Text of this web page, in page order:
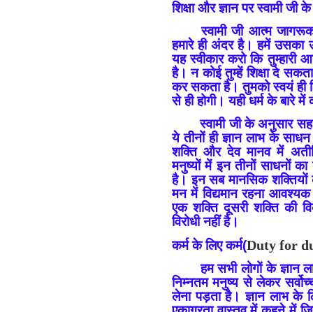
शिक्षा और ज्ञान पर स्वामी जी के
स्वामी जी आत्म
हमारे ही अंदर है। हमें उसका
यह स्वीकार करो कि तुम्हारी
है। न कोई तुम्हें शिक्षा दे
कर सकता है। तुमको स्वयं ही
से ही होगी। यही धर्म के बारे
स्वामी जी के अनुसार
ये तीनों ही ज्ञान लाभ के
शक्ति और देव मानव में
मनुष्यों में इन तीनों साधनों
है। इन सब मानसिक शक्तियों
मन में विद्यमान रहना
एक शक्ति दूसरी शक्ति की
विरोधी नहीं है।
कर्म के लिए कर्म(Duty for
हम सभी लोगों के ज्ञान
निम्नतम मनुष्य से लेकर
लेना पड़ता है। ज्ञान लाभ के